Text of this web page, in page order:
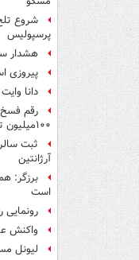
شروع
پرسپولیس
هشدار
پیروزی
دانا
رقم فسخ
۱۰۰میلیون تومان!
ثبت
آرژانتین
برزگر:
است
رونمایی
واکنش
لیونل